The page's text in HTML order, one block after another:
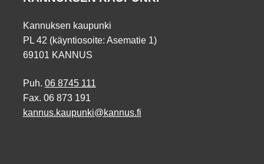
Kannuksen kaupunki
PL 42 (käyntiosoite: Asematie 1)
69101 KANNUS
Puh. 06 8745 111
Fax. 06 873 191
kannus.kaupunki@kannus.fi